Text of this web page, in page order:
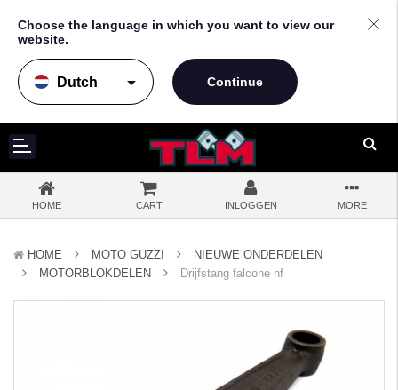
Choose the language in which you want to view our
website.
arrow_drop_down
HOME CART INLOGGEN MORE
HOME MOTO GUZZI
NIEUWE ONDERDELEN
MOTORBLOKDELEN
Drijfstang falcone nf